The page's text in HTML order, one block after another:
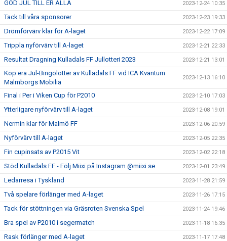
GOD JUL TILL ER ALLA 2023-12-24 10:35
Tack till våra sponsorer 2023-12-23 19:33
Drömförvärv klar för A-laget 2023-12-22 17:09
Trippla nyförvärv till A-laget 2023-12-21 22:33
Resultat Dragning Kulladals FF Jullotteri 2023 2023-12-21 13:01
Köp era Jul-Bingolotter av Kulladals FF vid ICA Kvantum
Malmborgs Mobilia
2023-12-13 16:10
Final i Per i Viken Cup för P2010 2023-12-10 17:03
Ytterligare nyförvärv till A-laget 2023-12-08 19:01
Nermin klar för Malmö FF 2023-12-06 20:59
Nyförvärv till A-laget 2023-12-05 22:35
Fin cupinsats av P2015 Vit 2023-12-02 22:18
Stöd Kulladals FF - Följ Miixi på Instagram @miixi.se 2023-12-01 23:49
Ledarresa i Tyskland 2023-11-28 21:59
Två spelare förlänger med A-laget 2023-11-26 17:15
Tack för stöttningen via Gräsroten Svenska Spel 2023-11-24 19:46
Bra spel av P2010 i segermatch 2023-11-18 16:35
Rask förlänger med A-laget 2023-11-17 17:48